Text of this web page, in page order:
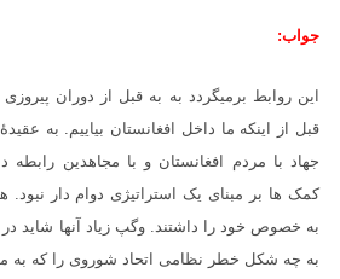
جواب:
این روابط برمیگردد به به قبل از دوران
قبل از اینکه ما داخل افغانستان بیاییم. به
جهاد با مردم افغانستان و با مجاهدین رابطه
کمک ها بر مبنای یک استراتیژی دوام دار نبود.
به خصوص خود را داشتند. وگپ زیاد آنها شاید
به چه شکل خطر نظامی اتحاد شوروی را که به